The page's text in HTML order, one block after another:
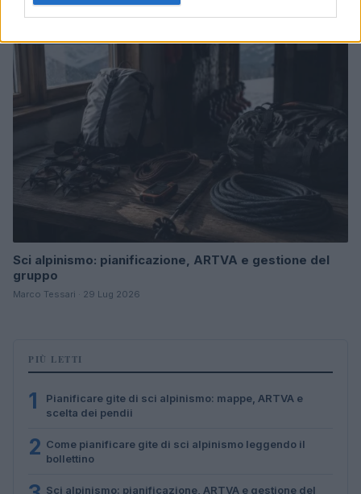
Sci alpinismo: pianificazione, ARTVA e gestione del
gruppo
Marco Tessari · 29 Lug 2026
PIÙ LETTI
1
Pianificare gite di sci alpinismo: mappe, ARTVA e
scelta dei pendii
2 Come pianificare gite di sci alpinismo leggendo il
bollettino
Sci alpinismo: pianificazione, ARTVA e gestione del